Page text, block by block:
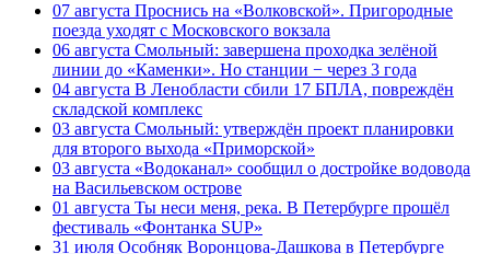
07 августа Проснись на «Волковской». Пригородные
поезда уходят с Московского вокзала
06 августа Смольный: завершена проходка зелёной
линии до «Каменки». Но станции − через 3 года
04 августа В Ленобласти сбили 17 БПЛА, повреждён
складской комплекс
03 августа Смольный: утверждён проект планировки
для второго выхода «Приморской»
03 августа «Водоканал» сообщил о достройке водовода
на Васильевском острове
01 августа Ты неси меня, река. В Петербурге прошёл
фестиваль «Фонтанка SUP»
31 июля Особняк Воронцова-Дашкова в Петербурге